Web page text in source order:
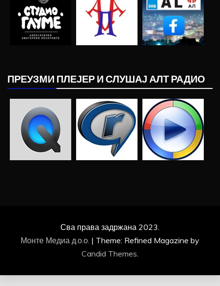
ПРЕУЗМИ ПЛЕЈЕР И СЛУШАЈ АЛТ РАДИО
Сва права задржана 2023.
Монте Медиа д.о.о. | Theme: Refined Magazine by
Candid Themes.